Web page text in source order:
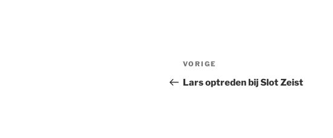
Bericht
navigatie
Vorig
bericht
VORIGE
Lars optreden bij Slot Zeist